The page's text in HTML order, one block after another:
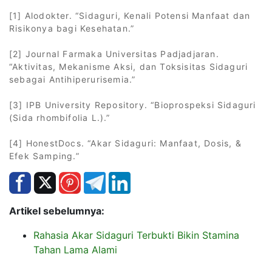
[1] Alodokter. “Sidaguri, Kenali Potensi Manfaat dan
Risikonya bagi Kesehatan.”
[2] Journal Farmaka Universitas Padjadjaran.
“Aktivitas, Mekanisme Aksi, dan Toksisitas Sidaguri
sebagai Antihiperurisemia.”
[3] IPB University Repository. “Bioprospeksi Sidaguri
(Sida rhombifolia L.).”
[4] HonestDocs. “Akar Sidaguri: Manfaat, Dosis, &
Efek Samping.”
Artikel sebelumnya:
Rahasia Akar Sidaguri Terbukti Bikin Stamina
Tahan Lama Alami